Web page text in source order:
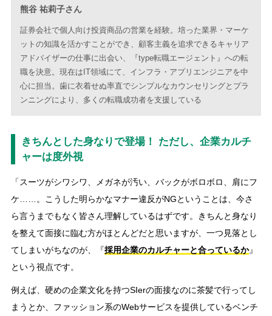
熊谷 祐莉子さん
証券会社で個人向け投資商品の営業を経験。培った業界・マーケ
ットの知識を活かすことができ、顧客主義を追求できるキャリア
アドバイザーの仕事に出会い、『type転職エージェント』への転
職を決意。現在はIT領域にて、インフラ・アプリエンジニアを中
心に担当。歯に衣着せぬ率直でシンプルなカウンセリングとプラ
ンニングにより、多くの転職成功者を支援している
きちんとした身なりで登場！ ただし、企業カルチ
ャーは度外視
「スーツがシワシワ、メガネが汚い、バックがボロボロ、肩にフ
ケ……。こうした明らかなマナー違反がNGということは、今さ
ら言うまでもなく皆さん理解しているはずです。きちんと身なり
を整えて面接に臨む方がほとんどだと思いますが、一つ見落とし
てしまいがちなのが、『採用企業のカルチャーと合っているか』
という視点です。
例えば、硬めの企業文化を持つSIerの面接なのに茶髪で行ってし
まうとか、ファッション系のWebサービスを提供しているベンチ